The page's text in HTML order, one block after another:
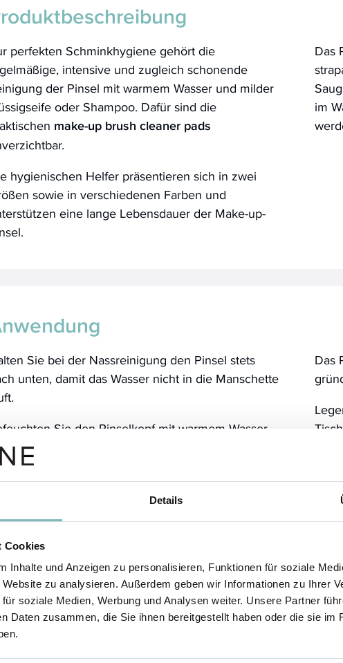
Details
Cookies
Inhalte und Anzeigen zu personalisieren, Funktionen für soziale
zu analysieren. Außerdem geben wir Informationen zu Ihrer
soziale Medien, Werbung und Analysen weiter. Unsere Partner
Daten zusammen, die Sie ihnen bereitgestellt haben oder die sie im
perfekten Schminkhygiene gehört die
intensive und zugleich schonende
der Pinsel mit warmem Wasser und milder
oder Shampoo. Dafür sind die
make-up brush cleaner pads
hygienischen Helfer präsentieren sich in zwei
sowie in verschiedenen Farben und
eine lange Lebensdauer der Make-up-
Das
im
Sie bei der Nassreinigung den Pinsel stets
unten, damit das Wasser nicht in die Manschette
Sie den Pinselkopf mit warmem Wasser
arbeiten Sie eine milde Flüssigseife oder ein
Shampoo in die Pinselhaare ein.
können Sie mit kreisenden Bewegungen über
verschiedenen Waschzonen streichen.
ist und der Schaum weiß bleibt.
Das